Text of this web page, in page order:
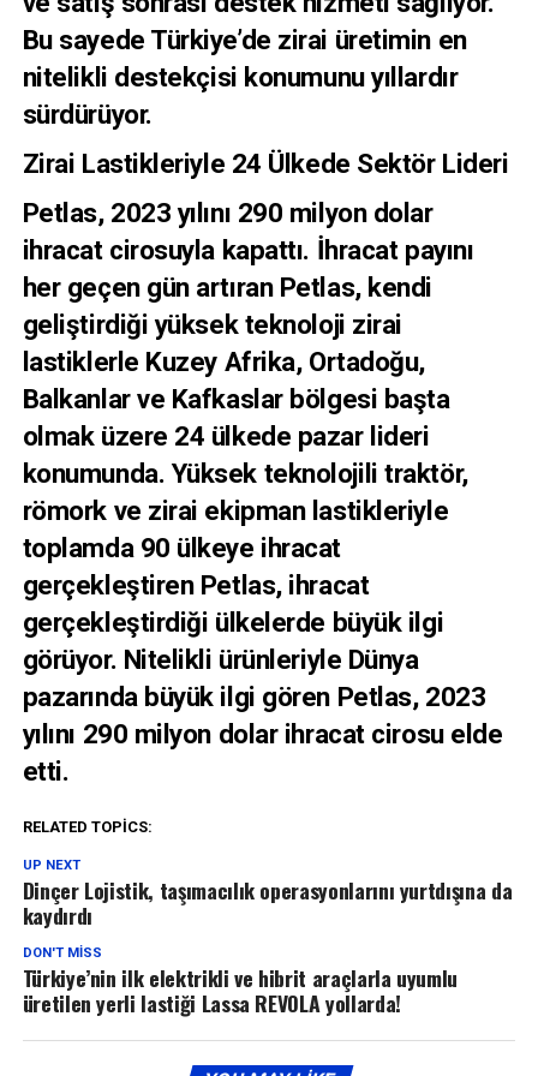
Bu sayede Türkiye’de zirai üretimin en
nitelikli destekçisi konumunu yıllardır
sürdürüyor.
Zirai Lastikleriyle 24 Ülkede Sektör Lideri
Petlas, 2023 yılını 290 milyon dolar
ihracat cirosuyla kapattı. İhracat payını
her geçen gün artıran Petlas, kendi
geliştirdiği yüksek teknoloji zirai
lastiklerle Kuzey Afrika, Ortadoğu,
Balkanlar ve Kafkaslar bölgesi başta
olmak üzere 24 ülkede pazar lideri
konumunda. Yüksek teknolojili traktör,
römork ve zirai ekipman lastikleriyle
toplamda 90 ülkeye ihracat
gerçekleştiren Petlas, ihracat
gerçekleştirdiği ülkelerde büyük ilgi
görüyor. Nitelikli ürünleriyle Dünya
pazarında büyük ilgi gören Petlas, 2023
yılını 290 milyon dolar ihracat cirosu elde
etti.
RELATED TOPICS:
UP NEXT
Dinçer Lojistik, taşımacılık operasyonlarını yurtdışına da
kaydırdı
DON'T MISS
Türkiye’nin ilk elektrikli ve hibrit araçlarla uyumlu
üretilen yerli lastiği Lassa REVOLA yollarda!